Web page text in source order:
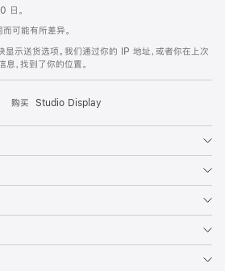
日。
可能有所差异。
显示送货选项。我们通过你的 IP 地址，或者你在上次
，找到了你的位置。
购买 Studio Display